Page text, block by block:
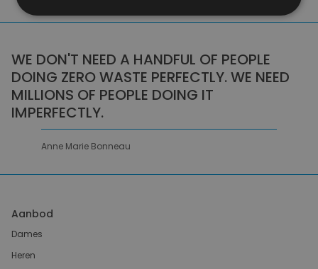
WE DON'T NEED A HANDFUL OF PEOPLE
DOING ZERO WASTE PERFECTLY. WE NEED
MILLIONS OF PEOPLE DOING IT
IMPERFECTLY.
Anne Marie Bonneau
Aanbod
Dames
Heren